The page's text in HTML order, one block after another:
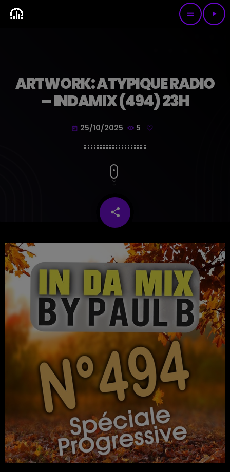
menu play_arrow
ARTWORK: ATYPIQUE RADIO
– INDAMIX (494) 23H
today 25/10/2025 5
share
email